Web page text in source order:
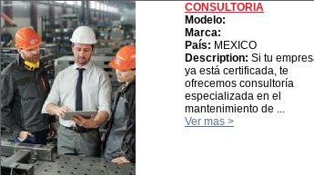
CONSULTORIA
Modelo:
Marca:
País: MEXICO
Description: Si tu
ya está certificada, te
ofrecemos consultoría
especializada en el
mantenimiento de ...
Ver mas >